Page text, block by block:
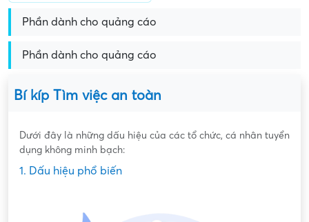
Phần dành cho quảng cáo
Phần dành cho quảng cáo
Bí kíp Tìm việc an toàn
Dưới đây là những dấu hiệu của các tổ chức, cá nhân tuyển
dụng không minh bạch:
1. Dấu hiệu phổ biến